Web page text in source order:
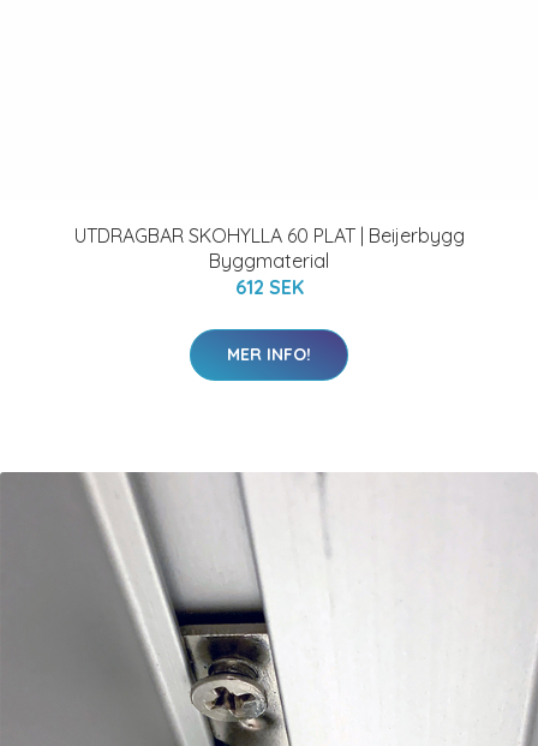
UTDRAGBAR SKOHYLLA 60 PLAT | Beijerbygg
Byggmaterial
612 SEK
MER INFO!